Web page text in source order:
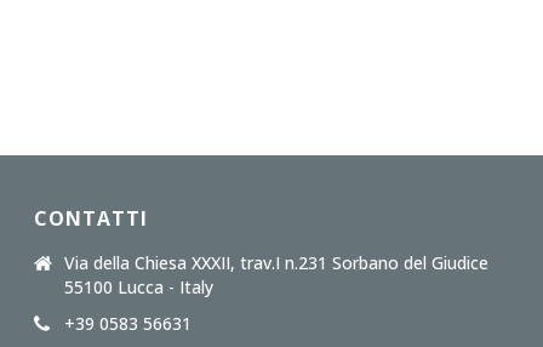
CONTATTI
Via della Chiesa XXXII, trav.I n.231 Sorbano del Giudice
55100 Lucca - Italy
+39 0583 56631